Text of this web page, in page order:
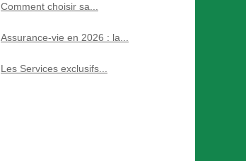
Comment choisir sa...
Assurance-vie en 2026 : la...
Les Services exclusifs...